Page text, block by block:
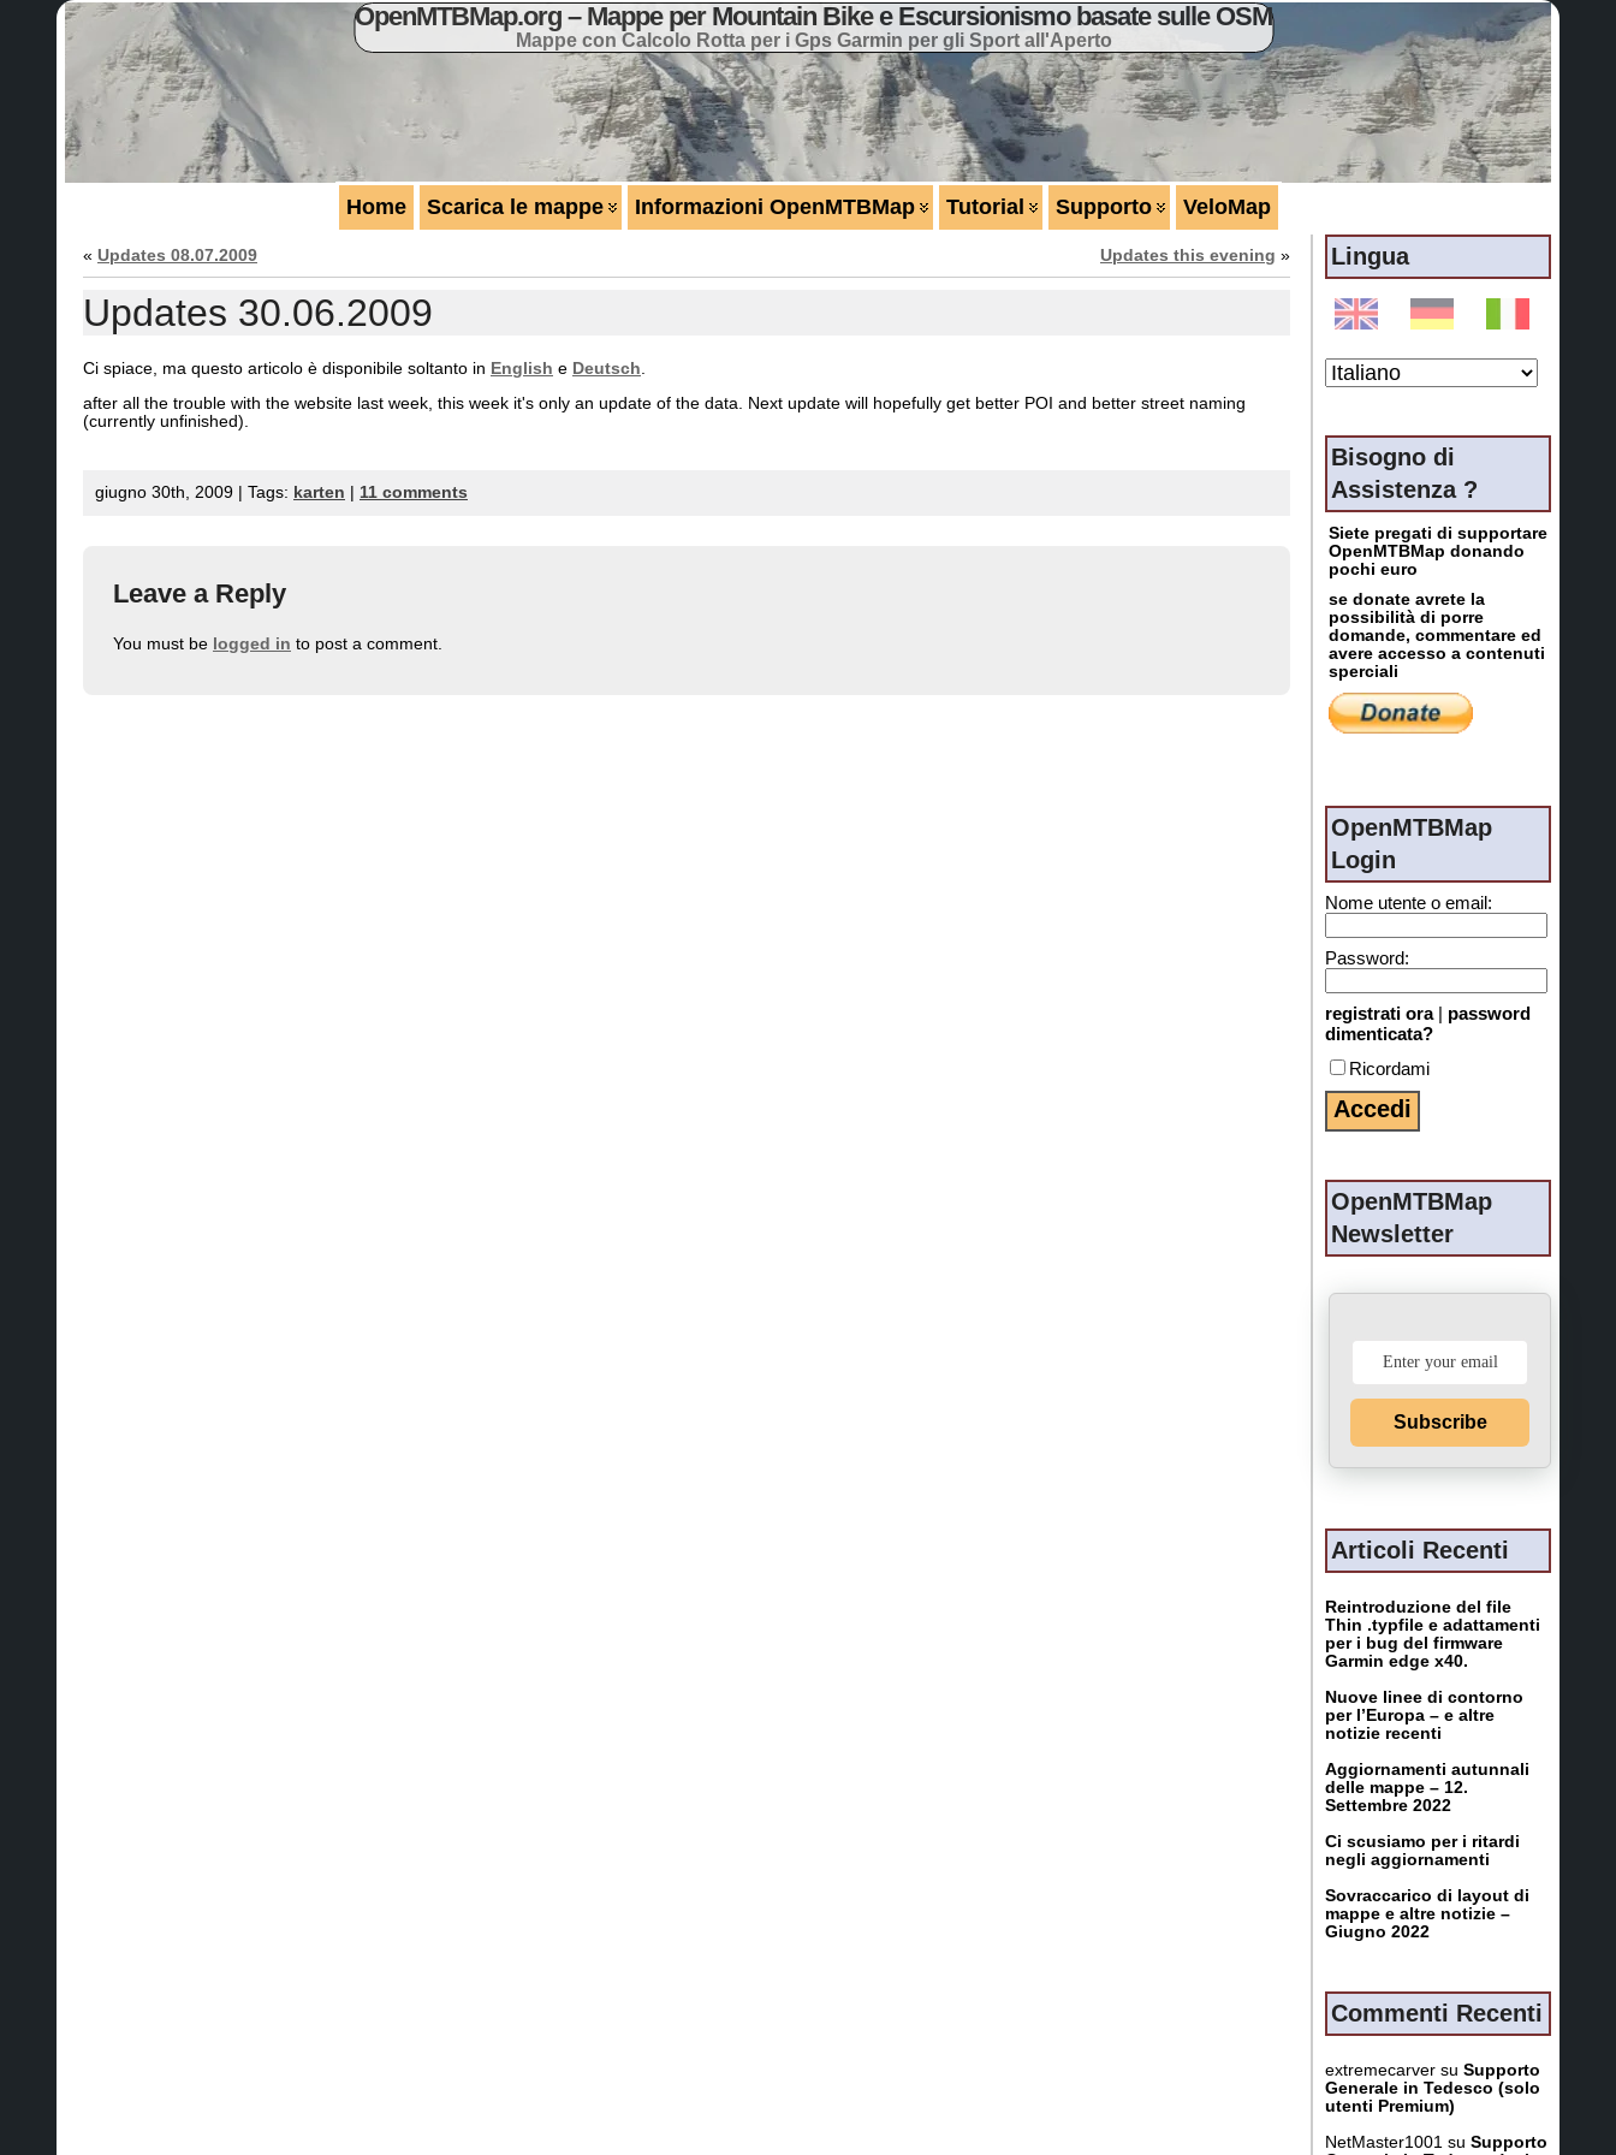
OpenMTBMap.org – Mappe per Mountain Bike e Escursionismo basate sulle OSM
Mappe con Calcolo Rotta per i Gps Garmin per gli Sport all'Aperto
Home Scarica le mappe Informazioni OpenMTBMap Tutorial Supporto VeloMap
« Updates 08.07.2009 Updates this evening »
Updates 30.06.2009
Ci spiace, ma questo articolo è disponibile soltanto in English e Deutsch.
after all the trouble with the website last week, this week it's only an update of the data. Next update will hopefully get better POI and better street naming
(currently unfinished).
giugno 30th, 2009 | Tags: karten 11 comments
Leave a Reply
You must be logged in to post a comment.
Lingua
Bisogno di
Assistenza ?
Siete pregati di supportare
OpenMTBMap donando
pochi euro
se donate avrete la
possibilità di porre
domande, commentare ed
avere accesso a contenuti
sperciali
OpenMTBMap
Login
Nome utente o email:
Password:
registrati ora| password
dimenticata?
Ricordami
OpenMTBMap
Newsletter
Subscribe
Articoli Recenti
Reintroduzione del file
Thin .typfile e adattamenti
per i bug del firmware
Garmin edge x40.
Nuove linee di contorno
per l’Europa – e altre
notizie recenti
Aggiornamenti autunnali
delle mappe – 12.
Settembre 2022
Ci scusiamo per i ritardi
negli aggiornamenti
Sovraccarico di layout di
mappe e altre notizie –
Giugno 2022
Commenti Recenti
extremecarver su Supporto
Generale in Tedesco (solo
utenti Premium)
NetMaster1001 su Supporto